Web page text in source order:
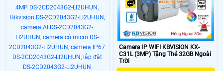
Camera IP WIFI KBVISION KX-
C31L (3MP) Tặng Thẻ 32GB Ngoài
Trời